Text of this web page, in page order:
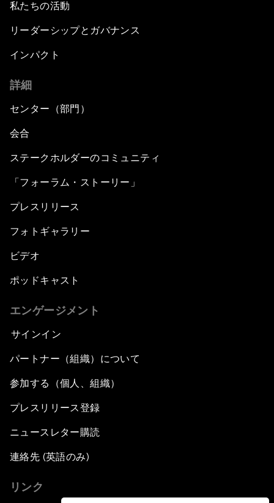
私たちの活動
リーダーシップとガバナンス
インパクト
詳細
センター（部門）
会合
ステークホルダーのコミュニティ
「フォーラム・ストーリー」
プレスリリース
フォトギャラリー
ビデオ
ポッドキャスト
エンゲージメント
サインイン
パートナー（組織）について
参加する（個人、組織）
プレスリリース登録
ニュースレター購読
連絡先 (英語のみ)
リンク